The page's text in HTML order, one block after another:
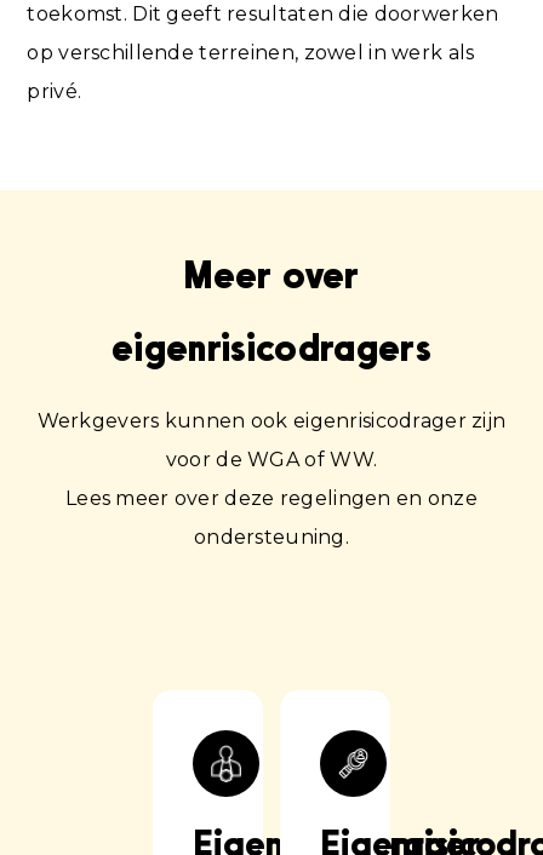
toekomst. Dit geeft resultaten die doorwerken
op verschillende terreinen, zowel in werk als
privé.
Meer over
eigenrisicodragers
Werkgevers kunnen ook eigenrisicodrager zijn
voor de WGA of WW.
Lees meer over deze regelingen en onze
ondersteuning.
Eigenrisicodrager